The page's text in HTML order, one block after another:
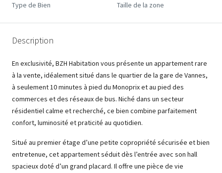
Type de Bien
Taille de la zone
Description
En exclusivité, BZH Habitation vous présente un appartement rare
à la vente, idéalement situé dans le quartier de la gare de Vannes,
à seulement 10 minutes à pied du Monoprix et au pied des
commerces et des réseaux de bus. Niché dans un secteur
résidentiel calme et recherché, ce bien combine parfaitement
confort, luminosité et praticité au quotidien.
Situé au premier étage d’une petite copropriété sécurisée et bien
entretenue, cet appartement séduit dès l’entrée avec son hall
spacieux doté d’un grand placard. Il offre une pièce de vie